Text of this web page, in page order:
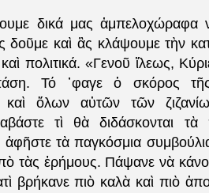
δικά μας ἀμπελοχώραφα
δοῦμε καὶ ἂς κλάψουμε τὴν
καὶ πολιτικά. «Γενοῦ ἵλεως,
Τό ᾽φαγε ὁ σκόρος τῆς
καὶ ὅλων αὐτῶν τῶν
τὶ θὰ διδάσκονται
ἀφῆστε τὰ παγκόσμια
τὰς ἐρήμους. Πάψανε νὰ
βρήκανε πιὸ καλὰ καὶ πιὸ